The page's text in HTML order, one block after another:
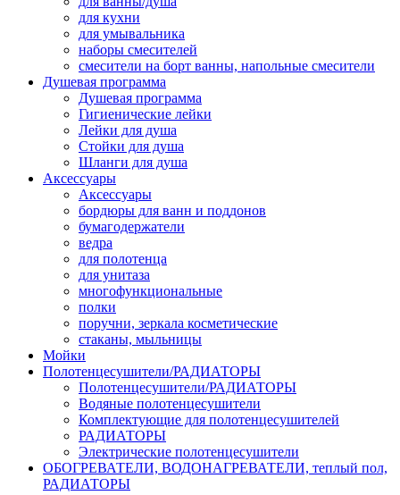
для кухни
для умывальника
наборы смесителей
смесители на борт ванны, напольные смесители
Душевая программа
Душевая программа
Гигиенические лейки
Лейки для душа
Стойки для душа
Шланги для душа
Аксессуары
Аксессуары
бордюры для ванн и поддонов
бумагодержатели
ведра
для полотенца
для унитаза
многофункциональные
полки
поручни, зеркала косметические
стаканы, мыльницы
Мойки
Полотенцесушители/РАДИАТОРЫ
Полотенцесушители/РАДИАТОРЫ
Водяные полотенцесушители
Комплектующие для полотенцесушителей
РАДИАТОРЫ
Электрические полотенцесушители
ОБОГРЕВАТЕЛИ, ВОДОНАГРЕВАТЕЛИ, теплый пол,
РАДИАТОРЫ